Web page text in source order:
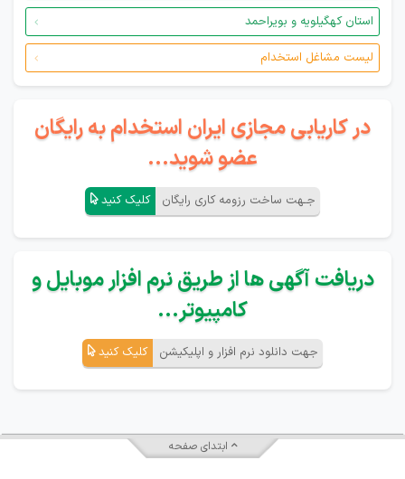
استان کهگیلویه و بویراحمد
لیست مشاغل استخدام
در کاریابی مجازی ایران استخدام به رایگان
عضو شوید...
جـهت ساخت رزومه کاری رایگان کلیک کنید
دریافت آگهی ها از طریق نرم افزار موبایل و
کامپیوتر...
جهت دانلود نرم افزار و اپلیکیشن کلیک کنید
ابتدای صفحه